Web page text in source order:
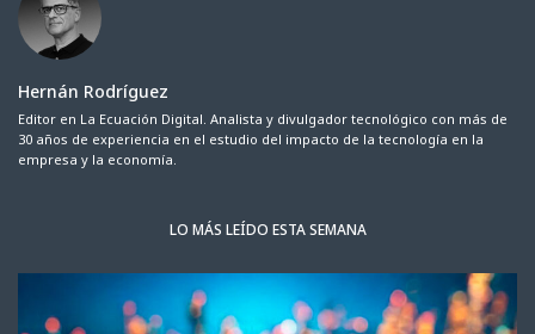
Hernán Rodríguez
Editor en La Ecuación Digital. Analista y divulgador tecnológico con más de
30 años de experiencia en el estudio del impacto de la tecnología en la
empresa y la economía.
LO MÁS LEÍDO ESTA SEMANA